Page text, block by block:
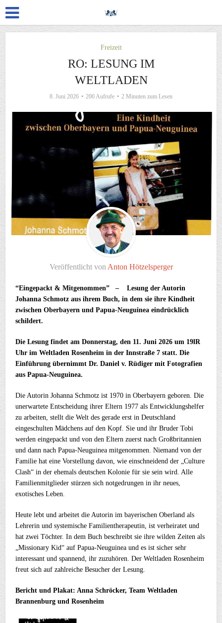
Freizeit
RO: LESUNG IM
WELTLADEN
8. Juni 2026 200 Aufrufe 2 Minuten zum Lesen
Veröffentlicht von Anton Hötzelsperger
“Eingepackt & Mitgenommen” –Lesung der Autorin
Johanna Schmotz aus ihrem Buch, in dem sie ihre Kindheit
zwischen Oberbayern und Papua-Neuguinea eindrücklich
schildert.
Die Lesung findet am Donnerstag, den 11. Juni 2026 um 19lR
Uhr im Weltladen Rosenheim in der Innstraße 7 statt. Die
Einführung übernimmt Dr. Daniel v. Rüdiger mit Fotografien
aus Papua-Neuguinea.
Die Autorin Johanna Schmotz ist 1970 in Oberbayern geboren. Die
unerwartete Entscheidung ihrer Eltern 1977 als Entwicklungshelfer
zu arbeiten, stellt die Welt des gerade erst in Deutschland
eingeschulten Mädchens auf den Kopf. Sie und ihr Bruder Tobi
werden eingepackt und von den Eltern zuerst nach Großbritannien
und dann nach Papua-Neuguinea mitgenommen. Niemand von der
Familie hat eine Vorstellung davon, wie einschneidend der „Culture
Clash“ in der ehemals deutschen Kolonie für sie sein wird. Alle
Familienmitglieder stürzen sich notgedrungen in ihr neues,
exotisches Leben.
Heute lebt und arbeitet die Autorin im bayerischen Oberland als
Lehrerin und systemische Familientherapeutin, ist verheiratet und
hat zwei Töchter. In dem Buch beschreibt sie ihre wilden Zeiten als
„Missionary Kid“ auf Papua-Neuguinea und es ist sicher sehr
interessant und spannend, ihr zuzuhören. Der Weltladen Rosenheim
freut sich auf zahlreiche Besucher der Lesung.
Bericht und Plakat: Anna Schröcker, Team Weltladen
Brannenburg und Rosenheim